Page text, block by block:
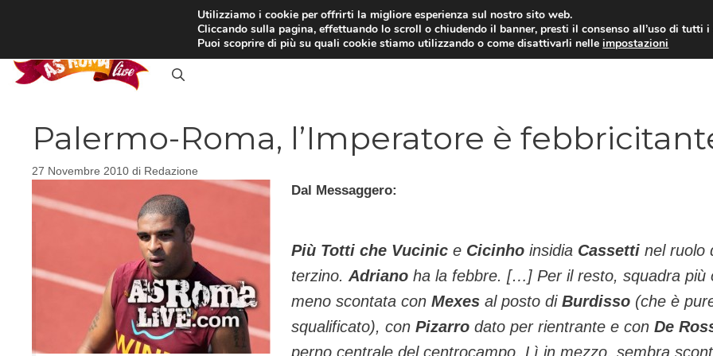
RASSEGNA STAMPA INTERVISTE CALCIOMERCATO CAMPIONATO
Palermo-Roma, l’Imperatore è
27 Novembre 2010 di Redazione
Dal Messaggero:
Più Totti che Vucinice Cicinho insidia Cassetti nel ruolo
terzino. Adriano ha la febbre. […] Per il resto, squadra più
meno scontata con Mexes al posto di Burdisso (che è
squalificato), con Pizarro dato per rientrante e con De
perno centrale del centrocampo. Lì in mezzo, sembra
Utilizziamo i cookie per offrirti la migliore esperienza sul nostro sito web.
Cliccando sulla pagina, effettuando lo scroll o chiudendo il banner, presti il consenso all’uso di tutti i
Puoi scoprire di più su quali cookie stiamo utilizzando o come disattivarli nelleimpostazioni